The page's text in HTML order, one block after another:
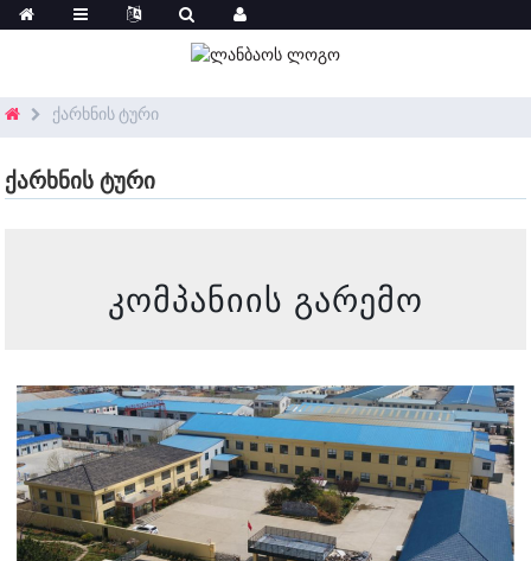
ქარხნის ტური
ᲥᲐᲠᲮᲜᲘᲡ ᲢᲣᲠᲘ
კომპანიის გარემო